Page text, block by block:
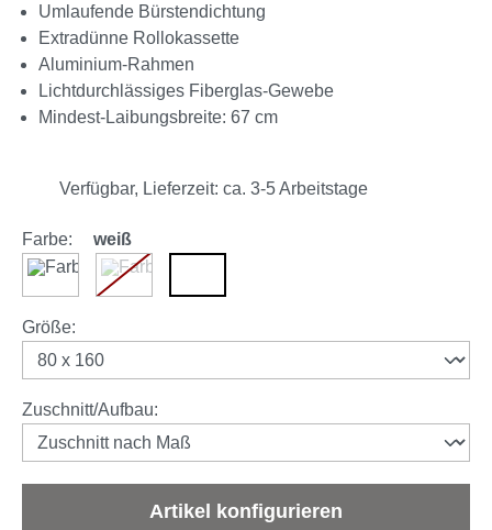
Umlaufende Bürstendichtung
Extradünne Rollokassette
Aluminium-Rahmen
Lichtdurchlässiges Fiberglas-Gewebe
Mindest-Laibungsbreite: 67 cm
Verfügbar, Lieferzeit: ca. 3-5 Arbeitstage
Farbe: weiß
anthrazit braun
(Diese Option ist zurzeit nicht verfügbar.)
Größeauswählen
:
Zuschnitt/Aufbauauswählen
:
Artikel konfigurieren